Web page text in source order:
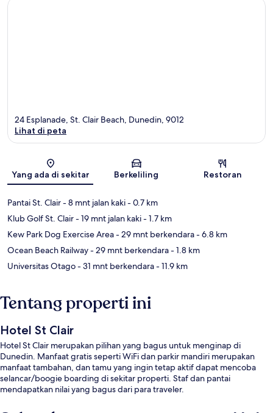
Peta
24 Esplanade, St. Clair Beach, Dunedin, 9012
Lihat di peta
Yang ada di sekitar Berkeliling Restoran
Pantai St. Clair- 8 mnt jalan kaki- 0.7 km
Klub Golf St. Clair- 19 mnt jalan kaki- 1.7 km
Kew Park Dog Exercise Area- 29 mnt berkendara- 6.8 km
Ocean Beach Railway- 29 mnt berkendara- 1.8 km
Universitas Otago- 31 mnt berkendara- 11.9 km
Tentang properti ini
Hotel St Clair
Hotel St Clair merupakan pilihan yang bagus untuk menginap di
Dunedin. Manfaat gratis seperti WiFi dan parkir mandiri merupakan
manfaat tambahan, dan tamu yang ingin tetap aktif dapat mencoba
selancar/boogie boarding di sekitar properti. Staf dan pantai
mendapatkan nilai yang bagus dari para traveler.